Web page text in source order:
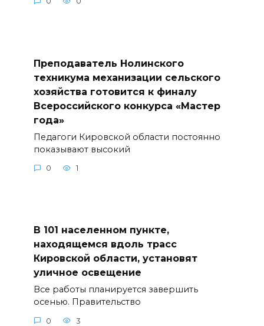
Преподаватель Нолинского
техникума механизации сельского
хозяйства готовится к финалу
Всероссийского конкурса «Мастер
года»
Педагоги Кировской области постоянно
показывают высокий
0 1
В 101 населенном пункте,
находящемся вдоль трасс
Кировской области, установят
уличное освещение
Все работы планируется завершить
осенью. Правительство
0 3